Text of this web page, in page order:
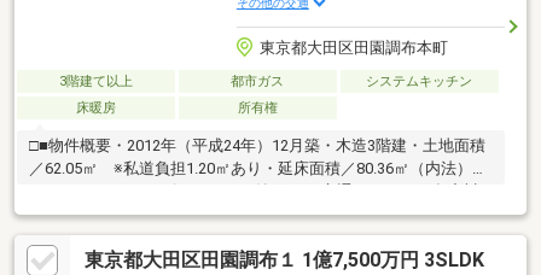
その他の交通
東京都大田区田園調布本町
3階建て以上 都市ガス
システムキッチン
床暖房
所有権
□■物件概要・2012年（平成24年）12月築・木造3階建・土地面積
／62.05㎡ ※私道負担1.20㎡あり・延床面積／80.36㎡（内法）・
線「沼部」駅徒歩９分・池上線「雪が谷大塚」駅徒歩10分・東横
線、目黒線、多摩川線「多摩川」駅徒歩12分◎3駅4路線利用可能
のため交通の利便性良好です♪
東京都大田区田園調布１ 1億7,500万円 3SLDK